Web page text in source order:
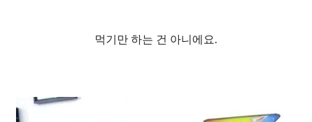
먹기만 하는 건 아니에요.